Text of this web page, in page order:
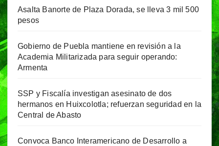
Asalta Banorte de Plaza Dorada, se lleva 3 mil 500
pesos
Gobierno de Puebla mantiene en revisión a la
Academia Militarizada para seguir operando:
Armenta
SSP y Fiscalía investigan asesinato de dos
hermanos en Huixcolotla; refuerzan seguridad en la
Central de Abasto
Convoca Banco Interamericano de Desarrollo a